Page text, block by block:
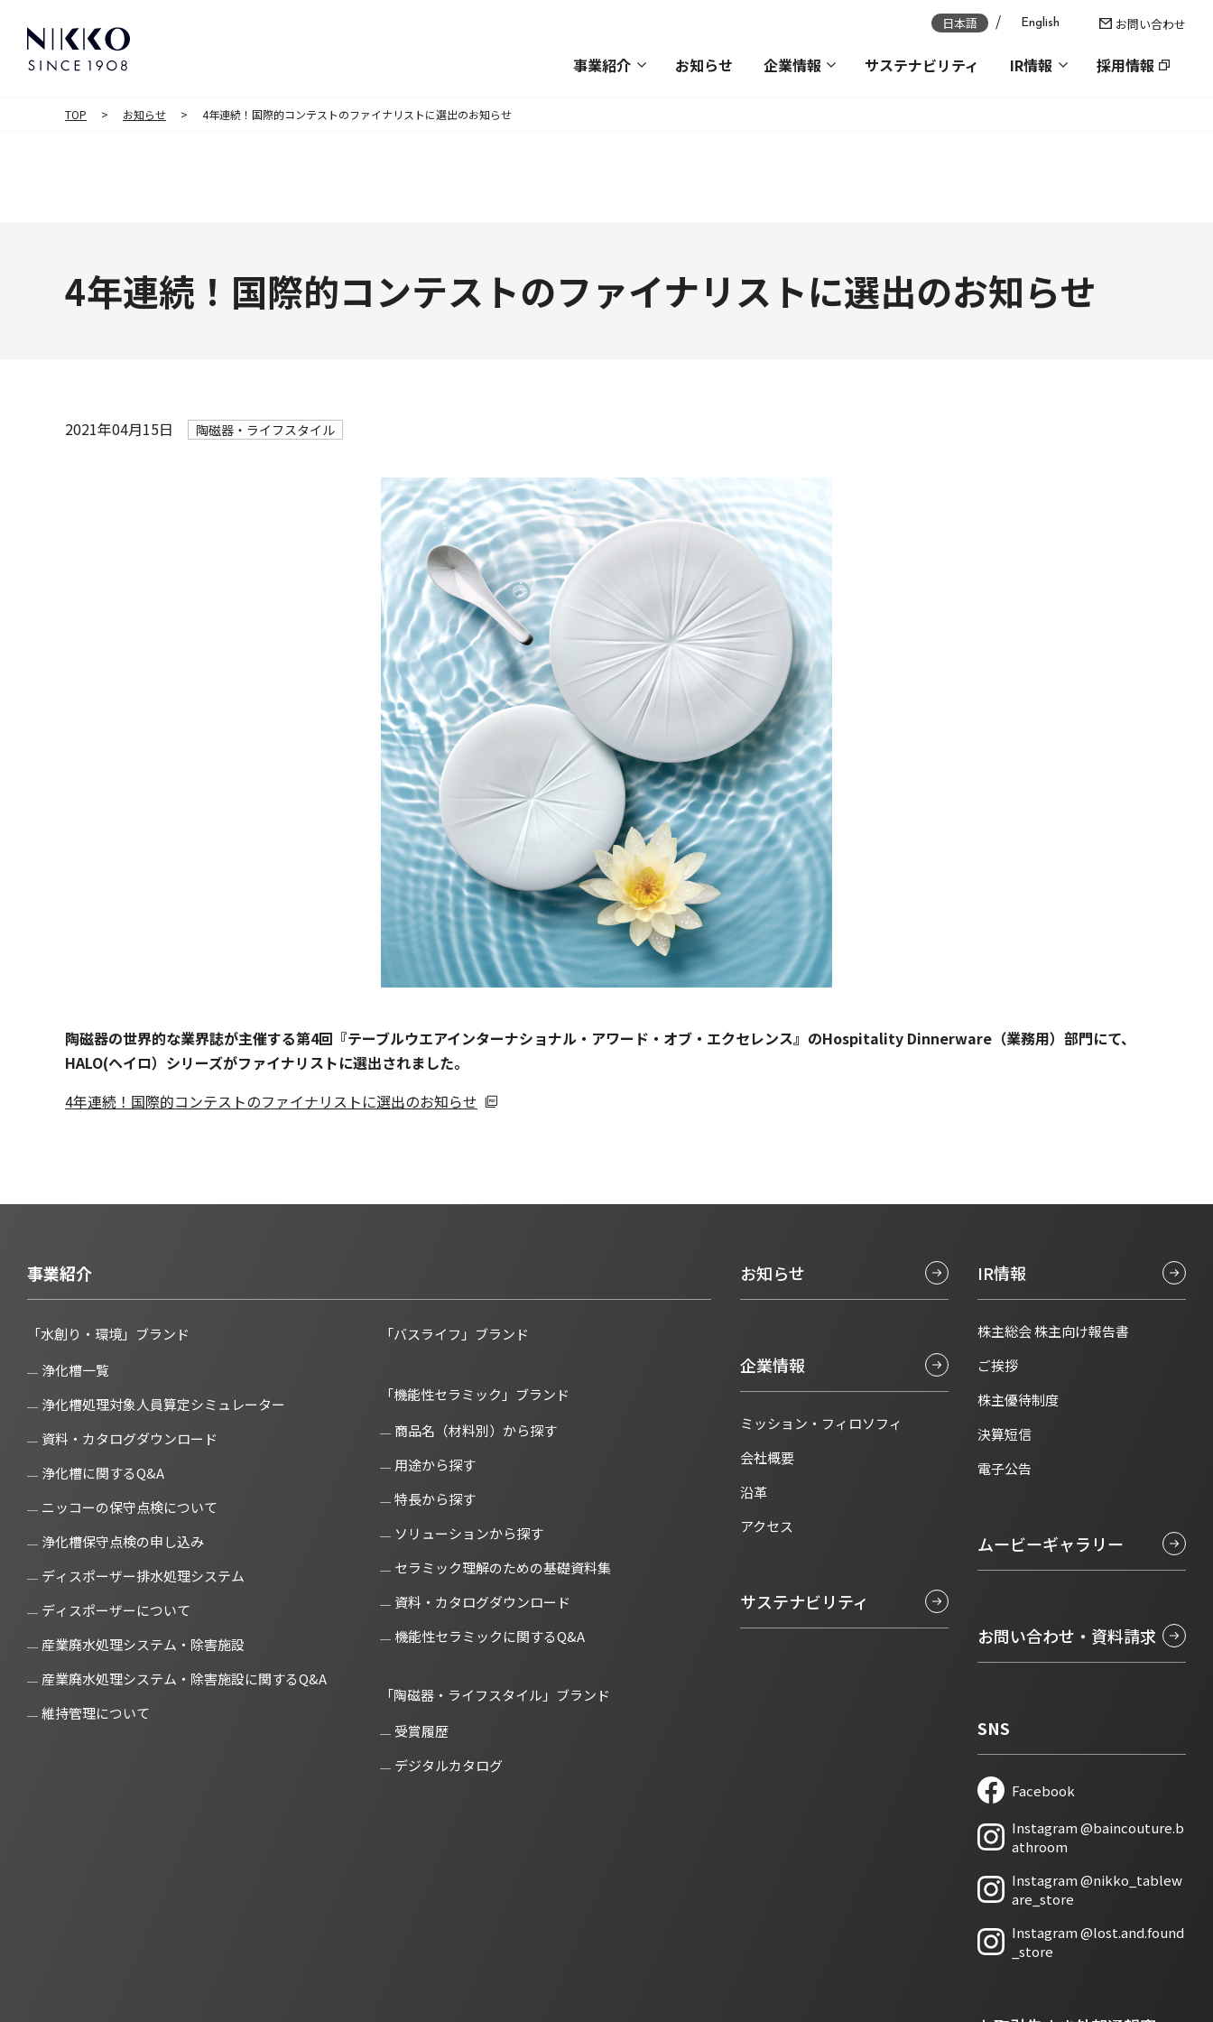
日本語 English お問い合わせ
事業紹介 お知らせ 企業情報 サステナビリティ IR情報 採用情報
TOP お知らせ 4年連続！国際的コンテストのファイナリストに選出のお知らせ
4年連続！国際的コンテストのファイナリストに選出のお知らせ
2021年04月15日 陶磁器・ライフスタイル
陶磁器の世界的な業界誌が主催する第4回『テーブルウエアインターナショナル・アワード・オブ・エクセレンス』のHospitality Dinnerware（業務用）部門にて、
HALO(ヘイロ）シリーズがファイナリストに選出されました。
4年連続！国際的コンテストのファイナリストに選出のお知らせ
事業紹介
「水創り・環境」ブランド
浄化槽一覧
浄化槽処理対象人員算定シミュレーター
資料・カタログダウンロード
浄化槽に関するQ&A
ニッコーの保守点検について
浄化槽保守点検の申し込み
ディスポーザー排水処理システム
ディスポーザーについて
産業廃水処理システム・除害施設
産業廃水処理システム・除害施設に関するQ&A
維持管理について
「バスライフ」ブランド
「機能性セラミック」ブランド
商品名（材料別）から探す
用途から探す
特長から探す
ソリューションから探す
セラミック理解のための基礎資料集
資料・カタログダウンロード
機能性セラミックに関するQ&A
「陶磁器・ライフスタイル」ブランド
受賞履歴
デジタルカタログ
お知らせ
企業情報
ミッション・フィロソフィ
会社概要
沿革
アクセス
サステナビリティ
IR情報
株主総会 株主向け報告書
ご挨拶
株主優待制度
決算短信
電子公告
ムービーギャラリー
お問い合わせ・資料請求
SNS
Facebook
新しいタブで開きます
Instagram @baincouture.b
athroom
新しいタブで開きます
Instagram @nikko_tablew
are_store
新しいタブで開きます
Instagram @lost.and.found
_store
新しいタブで開きます